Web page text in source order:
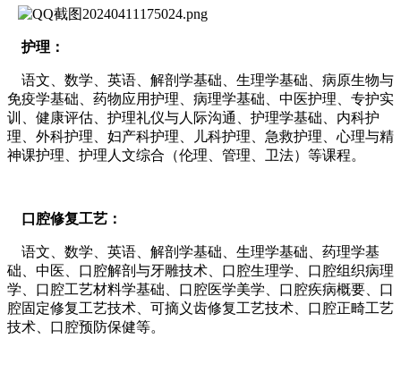
护理：
语文、数学、英语、解剖学基础、生理学基础、病原生物与
免疫学基础、药物应用护理、病理学基础、中医护理、专护实
训、健康评估、护理礼仪与人际沟通、护理学基础、内科护
理、外科护理、妇产科护理、儿科护理、急救护理、心理与精
神课护理、护理人文综合（伦理、管理、卫法）等课程。
口腔修复工艺：
语文、数学、英语、解剖学基础、生理学基础、药理学基
础、中医、口腔解剖与牙雕技术、口腔生理学、口腔组织病理
学、口腔工艺材料学基础、口腔医学美学、口腔疾病概要、口
腔固定修复工艺技术、可摘义齿修复工艺技术、口腔正畸工艺
技术、口腔预防保健等。